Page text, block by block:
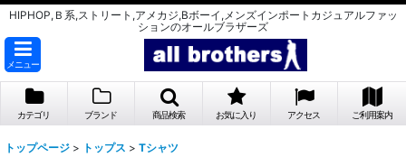
HIPHOP,Ｂ系,ストリート,アメカジ,Bボーイ,メンズインポートカジュアルファッ
ションのオールブラザーズ
メニュー
カテゴリ ブランド 商品検索 お気に入り アクセス ご利用案内
トップページ > トップス > Tシャツ